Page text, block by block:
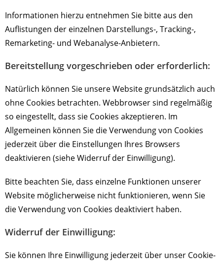
Informationen hierzu entnehmen Sie bitte aus den
Auflistungen der einzelnen Darstellungs-, Tracking-,
Remarketing- und Webanalyse-Anbietern.
Bereitstellung vorgeschrieben oder erforderlich:
Natürlich können Sie unsere Website grundsätzlich auch
ohne Cookies betrachten. Webbrowser sind regelmäßig
so eingestellt, dass sie Cookies akzeptieren. Im
Allgemeinen können Sie die Verwendung von Cookies
jederzeit über die Einstellungen Ihres Browsers
deaktivieren (siehe Widerruf der Einwilligung).
Bitte beachten Sie, dass einzelne Funktionen unserer
Website möglicherweise nicht funktionieren, wenn Sie
die Verwendung von Cookies deaktiviert haben.
Widerruf der Einwilligung:
Sie können Ihre Einwilligung jederzeit über unser Cookie-